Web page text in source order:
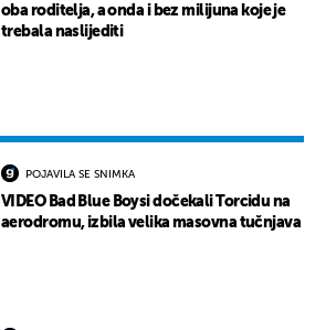
oba roditelja, a onda i bez milijuna koje je
trebala naslijediti
POJAVILA SE SNIMKA
VIDEO Bad Blue Boysi dočekali Torcidu na
aerodromu, izbila velika masovna tučnjava